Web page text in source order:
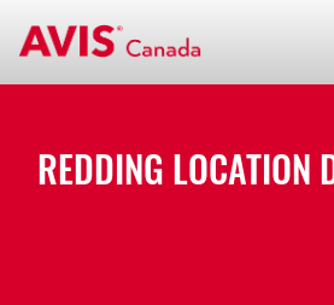
REDDING LOCATION